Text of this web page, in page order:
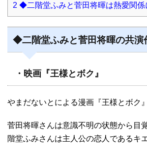
2 ◆二階堂ふみと菅田将暉は熱愛関係
◆二階堂ふみと菅田将暉の共演
・映画『王様とボク』
やまだないとによる漫画『王様とボク
菅田将暉さんは意識不明の状態から目
階堂ふみさんは主人公の恋人であるキ